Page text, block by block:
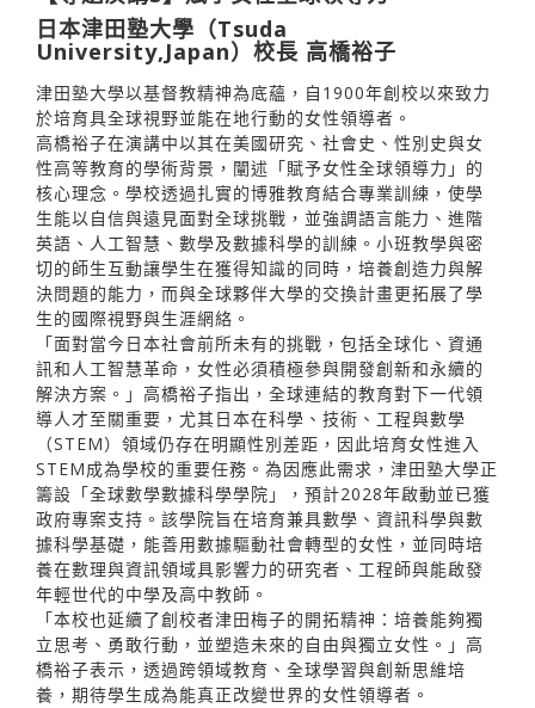
日本津田塾大學（Tsuda
University,Japan）校長 高橋裕子
津田塾大學以基督教精神為底蘊，自1900年創校以來致力
於培育具全球視野並能在地行動的女性領導者。
高橋裕子在演講中以其在美國研究、社會史、性別史與女
性高等教育的學術背景，闡述「賦予女性全球領導力」的
核心理念。學校透過扎實的博雅教育結合專業訓練，使學
生能以自信與遠見面對全球挑戰，並強調語言能力、進階
英語、人工智慧、數學及數據科學的訓練。小班教學與密
切的師生互動讓學生在獲得知識的同時，培養創造力與解
決問題的能力，而與全球夥伴大學的交換計畫更拓展了學
生的國際視野與生涯網絡。
「面對當今日本社會前所未有的挑戰，包括全球化、資通
訊和人工智慧革命，女性必須積極參與開發創新和永續的
解決方案。」高橋裕子指出，全球連結的教育對下一代領
導人才至關重要，尤其日本在科學、技術、工程與數學
（STEM）領域仍存在明顯性別差距，因此培育女性進入
STEM成為學校的重要任務。為因應此需求，津田塾大學正
籌設「全球數學數據科學學院」，預計2028年啟動並已獲
政府專案支持。該學院旨在培育兼具數學、資訊科學與數
據科學基礎，能善用數據驅動社會轉型的女性，並同時培
養在數理與資訊領域具影響力的研究者、工程師與能啟發
年輕世代的中學及高中教師。
「本校也延續了創校者津田梅子的開拓精神：培養能夠獨
立思考、勇敢行動，並塑造未來的自由與獨立女性。」高
橋裕子表示，透過跨領域教育、全球學習與創新思維培
養，期待學生成為能真正改變世界的女性領導者。